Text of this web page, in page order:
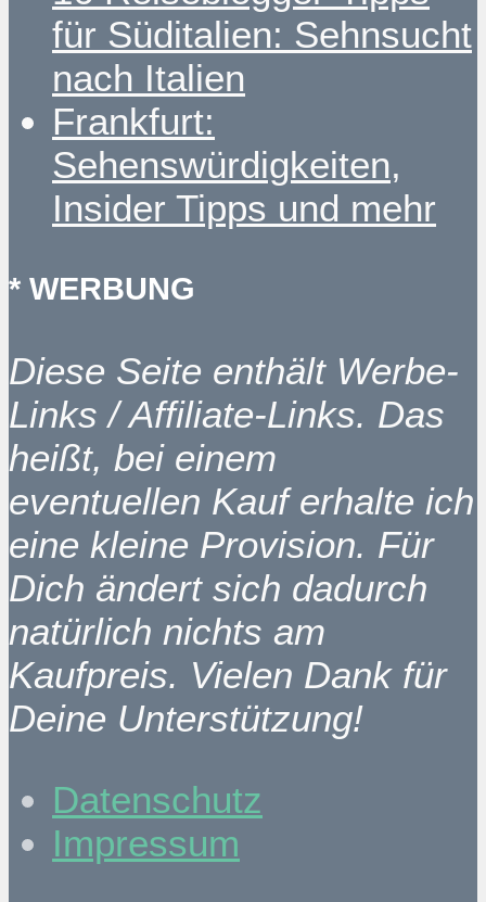
für Süditalien: Sehnsucht
nach Italien
Frankfurt:
Sehenswürdigkeiten,
Insider Tipps und mehr
* WERBUNG
Diese Seite enthält Werbe-
Links / Affiliate-Links. Das
heißt, bei einem
eventuellen Kauf erhalte ich
eine kleine Provision. Für
Dich ändert sich dadurch
natürlich nichts am
Kaufpreis. Vielen Dank für
Deine Unterstützung!
Datenschutz
Impressum